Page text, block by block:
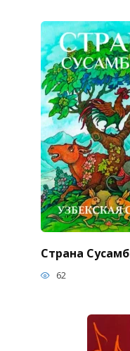
Страна
62